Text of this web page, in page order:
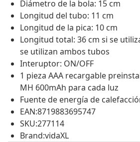
Diámetro de la bola: 15 cm
Longitud del tubo: 11 cm
Longitud de la pica: 10 cm
Longitud total: 36 cm si se
se utilizan ambos tubos
Interuptor: ON/OFF
1 pieza AAA recargable
MH 600mAh para cada luz
Fuente de energía de
EAN:8719883695747
SKU:277114
Brand:vidaXL